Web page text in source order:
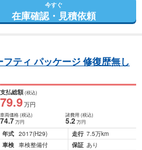
今すぐ
在庫確認・見積依頼
ティ パッケージ 修復歴無し
支払総額(税込)
79.9万円
車両価格(税込)
74.7万円
諸費用 (税込)
5.2 万円
年式 2017(H29) 走行 7.5万km
車検 車検整備付 保証 あり